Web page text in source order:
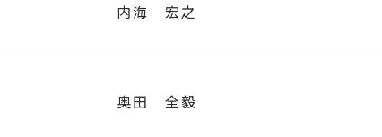
内海 宏之
奥田 全毅